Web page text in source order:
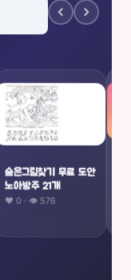
숨은그림찾기 무료 도안
노아방주 21개
❤️ 0 · 👁 576